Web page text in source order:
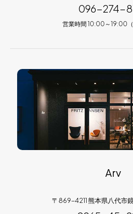
096-274-
営業時間 10:00～19:00（
Arv
〒869-4211 熊本県八代市